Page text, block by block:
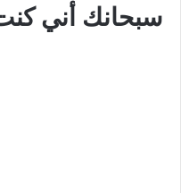
سبحانك أني